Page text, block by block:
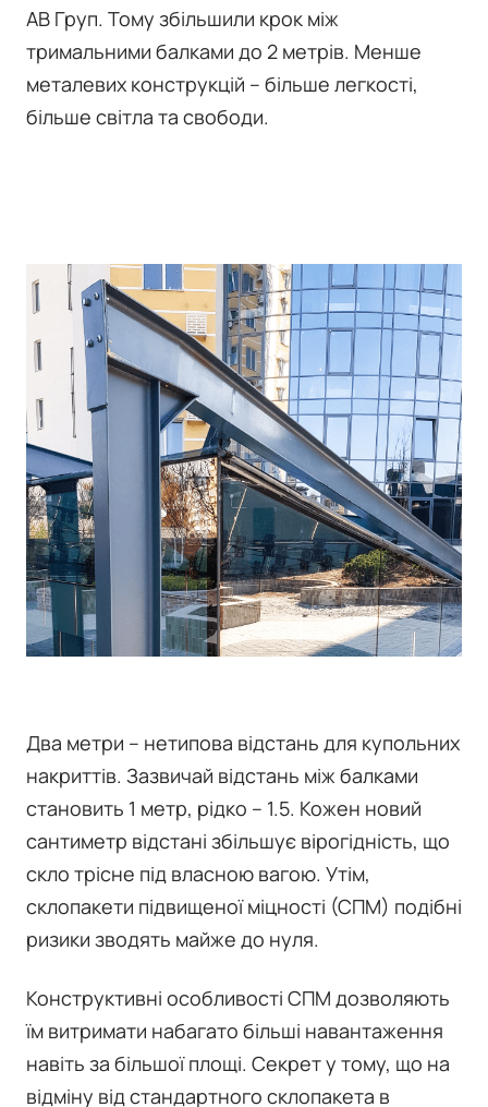
АВ Груп. Тому збільшили крок між
тримальними балками до 2 метрів. Менше
металевих конструкцій – більше легкості,
більше світла та свободи.
Два метри – нетипова відстань для купольних
накриттів. Зазвичай відстань між балками
становить 1 метр, рідко – 1.5. Кожен новий
сантиметр відстані збільшує вірогідність, що
скло трісне під власною вагою. Утім,
склопакети підвищеної міцності (СПМ) подібні
ризики зводять майже до нуля.
Конструктивні особливості СПМ дозволяють
їм витримати набагато більші навантаження
навіть за більшої площі. Секрет у тому, що на
відміну від стандартного склопакета в